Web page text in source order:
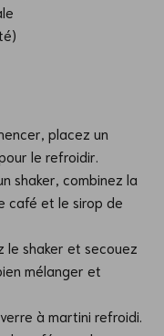
placez un
le refroidir.
shaker, combinez la
café et le sirop de
le shaker et secouez
mélanger et
à martini refroidi.